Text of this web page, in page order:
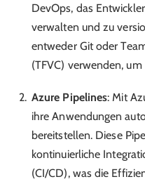
DevOps, das
verwalten und zu
entweder Git oder
(TFVC) verwenden,
Azure Pipelines: Mit
ihre Anwendungen
bereitstellen. Diese
kontinuierliche
(CI/CD), was die